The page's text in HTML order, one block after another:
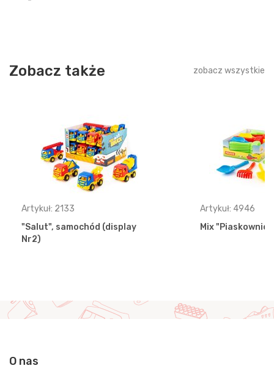
Zobacz także zobacz wszystkie
Artykuł: 2133
"Salut", samochód (display
Nr2)
Artykuł: 4946
Mix
O nas